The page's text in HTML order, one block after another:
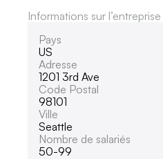
Informations sur l’entreprise
Pays
US
Adresse
1201 3rd Ave
Code Postal
98101
Ville
Seattle
Nombre de salariés
50-99